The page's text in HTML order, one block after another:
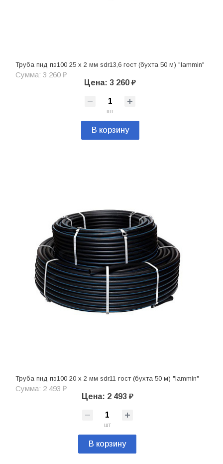
Труба пнд пэ100 25 х 2 мм sdr13,6 гост (бухта 50 м) "lammin"
Сумма: 3 260 ₽
Цена: 3 260 ₽
шт
В корзину
Труба пнд пэ100 20 х 2 мм sdr11 гост (бухта 50 м) "lammin"
Сумма: 2 493 ₽
Цена: 2 493 ₽
шт
В корзину